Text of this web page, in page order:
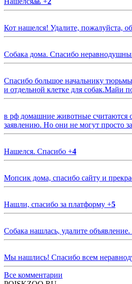
Кот нашелся! Удалите, пожалуйста,
Собака дома. Спасибо
Спасибо большое начальнику
и отдельной клетке для собак.Майи
в рф домашние животные считаются
заявлению. Но они не могут просто
Нашелся. Спасибо +4
Мопсик дома, спасибо сайту и
Нашли, спасибо за платформу +5
Собака нашлась, удалите
Мы нашлись! Спасибо всем
Все комментарии